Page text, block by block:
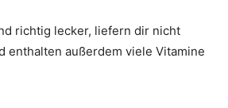
richtig lecker, liefern dir nicht
enthalten außerdem viele Vitamine